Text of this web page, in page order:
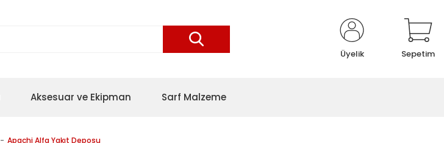
Üyelik Sepetim
Aksesuar ve Ekipman Sarf Malzeme
Apachi Alfa Yakıt Deposu